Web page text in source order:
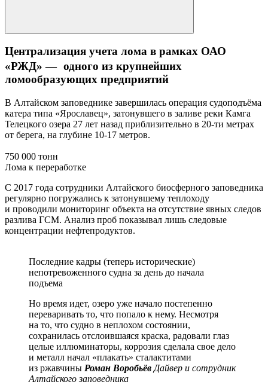
Централизация учета лома в рамках ОАО
«РЖД» — одного из крупнейших
ломообразующих предприятий
В Алтайском заповеднике завершилась операция судоподъёма
катера типа «Ярославец», затонувшего в заливе реки Камга
Телецкого озера 27 лет назад приблизительно в 20-ти метрах
от берега, на глубине 10-17 метров.
750 000 тонн
Лома к переработке
С 2017 года сотрудники Алтайского биосферного заповедника
регулярно погружались к затонувшему теплоходу
и проводили мониторинг объекта на отсутствие явных следов
разлива ГСМ. Анализ проб показывал лишь следовые
концентрации нефтепродуктов.
Последние кадры (теперь исторические)
непотревоженного судна за день до начала
подъема
Но время идет, озеро уже начало постепенно
переваривать то, что попало к нему. Несмотря
на то, что судно в неплохом состоянии,
сохранилась отслоившаяся краска, радовали глаз
целые иллюминаторы, коррозия сделала свое дело
и металл начал «плакать» сталактитами
из ржавчины Роман Воробьёв Дайвер и сотрудник
Алтайского заповедника